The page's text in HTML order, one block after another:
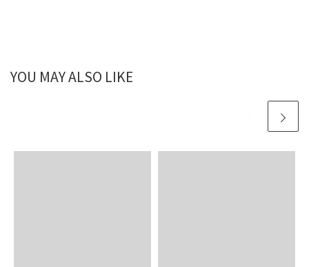
YOU MAY ALSO LIKE